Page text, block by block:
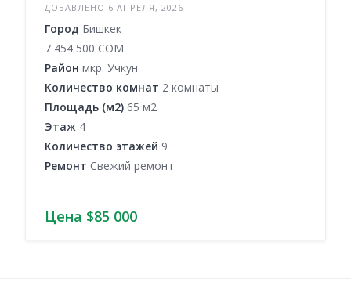
ДОБАВЛЕНО 6 АПРЕЛЯ, 2026
Город Бишкек
7 454 500 COM
Район мкр. Учкун
Количество комнат 2 комнаты
Площадь (м2) 65 м2
Этаж 4
Количество этажей 9
Ремонт Свежий ремонт
Цена $85 000